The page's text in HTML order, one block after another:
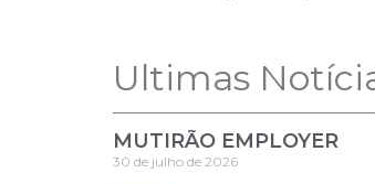
Ultimas
MUTIRÃO EMPLOYER
30 de julho de 2026